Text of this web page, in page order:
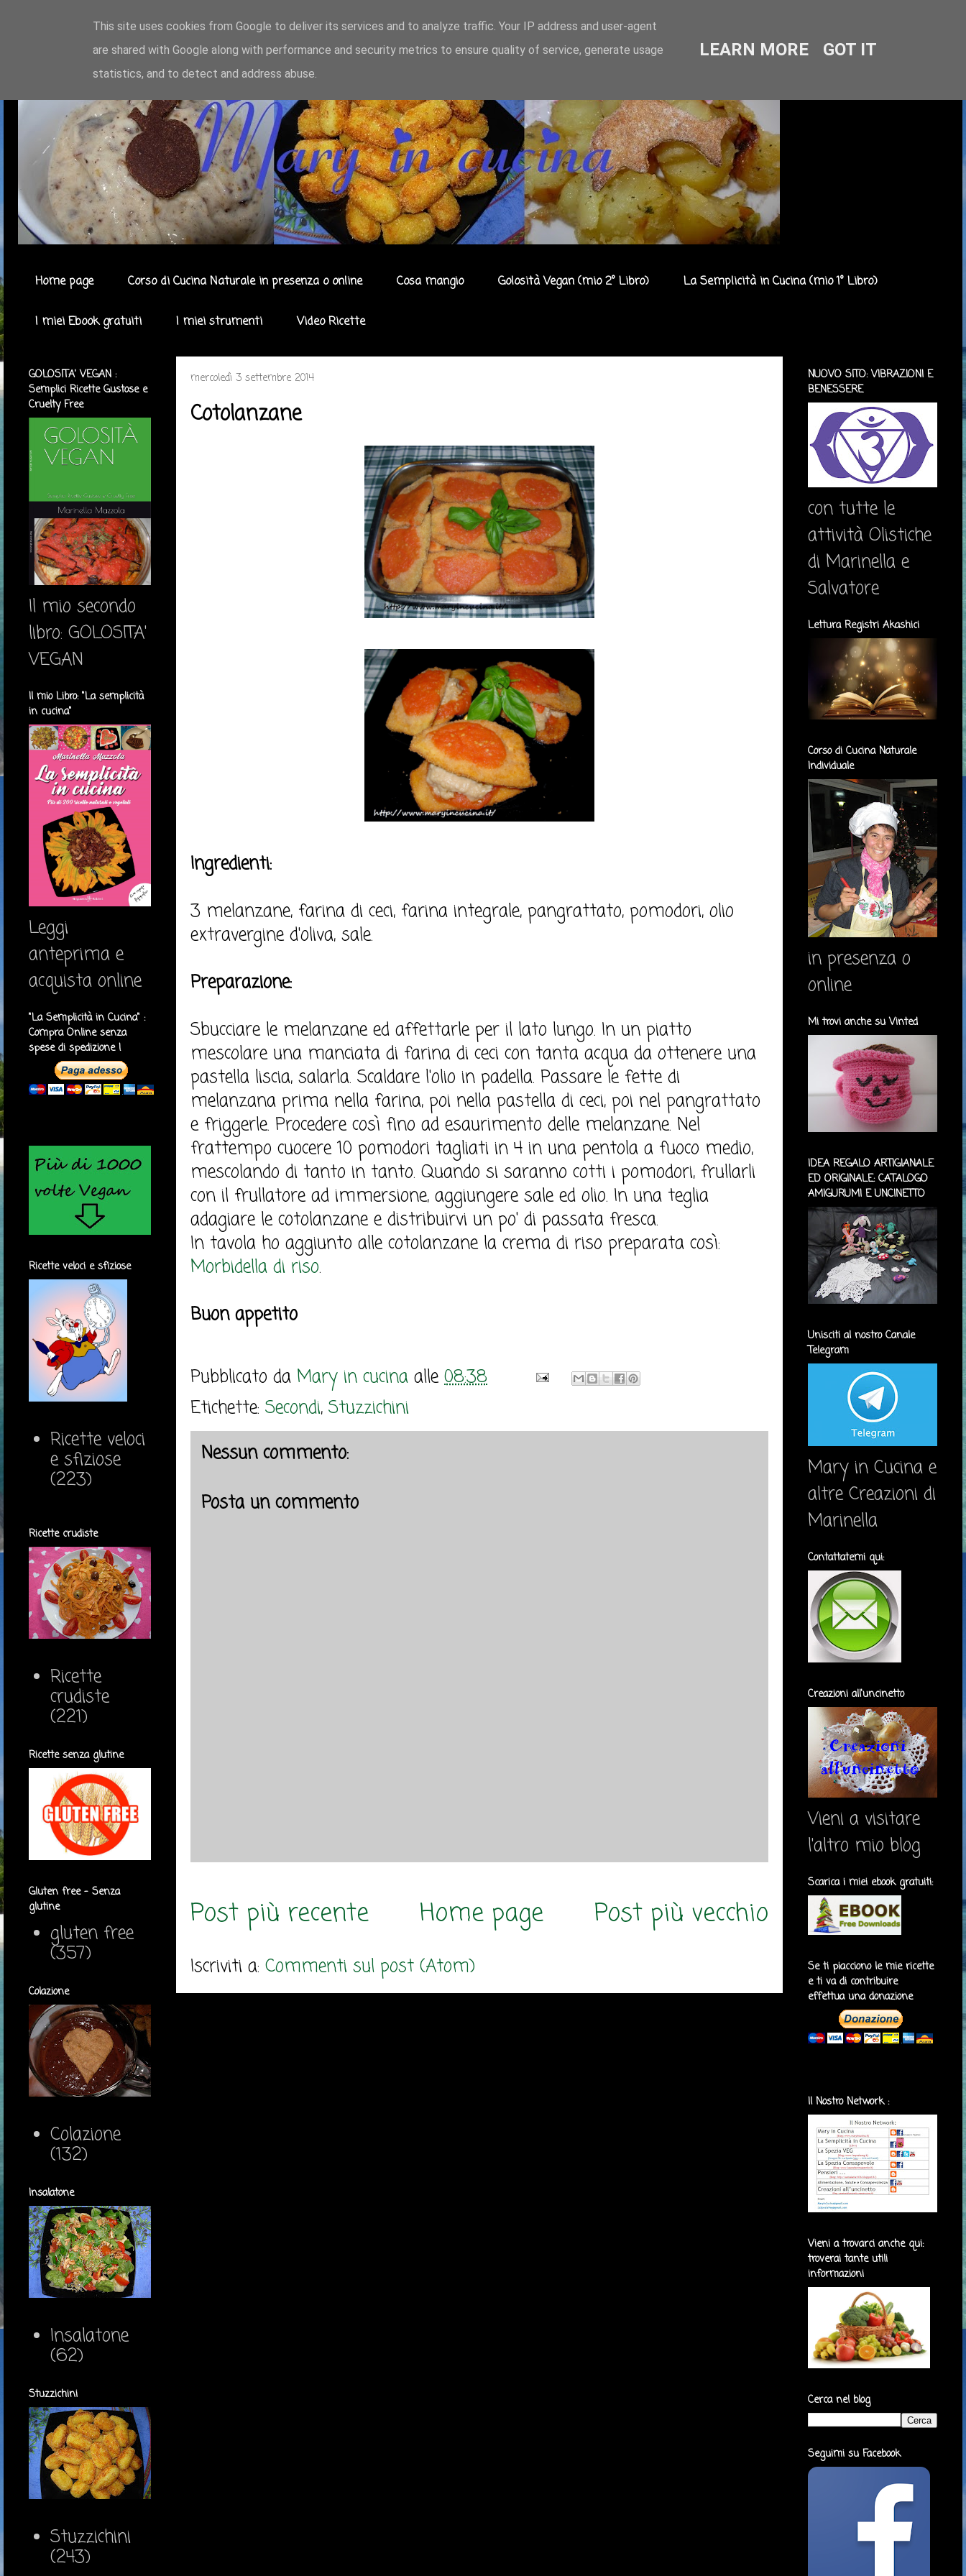
Home page Corso di Cucina Naturale in presenza o online Cosa mangio Golosità Vegan (mio 2° Libro) La Semplicità in Cucina (mio 1° Libro)
I miei Ebook gratuiti I miei strumenti Video Ricette
mercoledì 3 settembre 2014
Cotolanzane
Ingredienti:
3 melanzane, farina di ceci, farina integrale, pangrattato, pomodori, olio
extravergine d'oliva, sale.
Preparazione:
Sbucciare le melanzane ed affettarle per il lato lungo. In un piatto
mescolare una manciata di farina di ceci con tanta acqua da ottenere una
pastella liscia, salarla. Scaldare l'olio in padella. Passare le fette di
melanzana prima nella farina, poi nella pastella di ceci, poi nel pangrattato
e friggerle. Procedere così fino ad esaurimento delle melanzane. Nel
frattempo cuocere 10 pomodori tagliati in 4 in una pentola a fuoco medio,
mescolando di tanto in tanto. Quando si saranno cotti i pomodori, frullarli
con il frullatore ad immersione, aggiungere sale ed olio. In una teglia
adagiare le cotolanzane e distribuirvi un po' di passata fresca.
In tavola ho aggiunto alle cotolanzane la crema di riso preparata così:
Morbidella di riso.
Buon appetito
Pubblicato da Mary in cucina alle 08:38
Etichette: Secondi, Stuzzichini
Nessun commento:
Posta un commento
Post più recente Post più vecchio
Home page
Iscriviti a: Commenti sul post (Atom)
GOLOSITA' VEGAN :
Semplici Ricette Gustose e
Cruelty Free
Il mio secondo
libro: GOLOSITA'
VEGAN
Il mio Libro: "La semplicità
in cucina"
Leggi
anteprima e
acquista online
"La Semplicità in Cucina" :
Compra Online senza
spese di spedizione !
Ricette veloci e sfiziose
Ricette veloci
e sfiziose
(223)
Ricette crudiste
Ricette
crudiste
(221)
Ricette senza glutine
Gluten free - Senza
glutine
gluten free
(357)
Colazione
Colazione
(132)
Insalatone
Insalatone
(62)
Stuzzichini
Stuzzichini
(243)
NUOVO SITO: VIBRAZIONI E
BENESSERE
con tutte le
attività Olistiche
di Marinella e
Salvatore
Lettura Registri Akashici
Corso di Cucina Naturale
Individuale
in presenza o
online
Mi trovi anche su Vinted
IDEA REGALO ARTIGIANALE
ED ORIGINALE: CATALOGO
AMIGURUMI E UNCINETTO
Unisciti al nostro Canale
Telegram
Mary in Cucina e
altre Creazioni di
Marinella
Contattatemi qui:
Creazioni all'uncinetto
Vieni a visitare
l'altro mio blog
Scarica i miei ebook gratuiti:
Se ti piacciono le mie ricette
e ti va di contribuire
effettua una donazione
Il Nostro Network :
Vieni a trovarci anche qui:
troverai tante utili
informazioni
Cerca nel blog
Seguimi su Facebook
This site uses cookies from Google to deliver its services and to analyze traffic. Your IP address and user-agent
are shared with Google along with performance and security metrics to ensure quality of service, generate usage
statistics, and to detect and address abuse.
LEARN MORE GOT IT